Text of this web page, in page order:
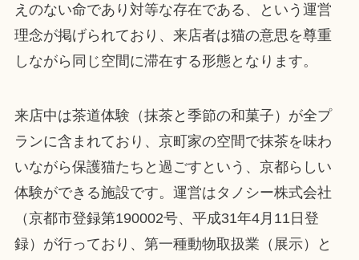
えのない命であり対等な存在である、という運営
理念が掲げられており、来店者は猫の意思を尊重
しながら同じ空間に滞在する形態となります。
来店中は茶道体験（抹茶と季節の和菓子）が全プ
ランに含まれており、京町家の空間で抹茶を味わ
いながら保護猫たちと過ごすという、京都らしい
体験ができる施設です。運営はタノシー株式会社
（京都市登録第190002号、平成31年4月11日登
録）が行っており、第一種動物取扱業（展示）と